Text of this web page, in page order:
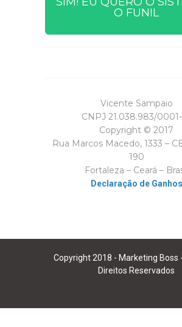
O FUNIL
Vicente Sampaio
CNPJ 21.038.983/
Copyright © 2017
Rua Marcos Macedo, 1333 –
190
Fortaleza – Ceará –
Declaração de Ganhos
Copyright 2018 - Marketing Boss
Direitos Reservados